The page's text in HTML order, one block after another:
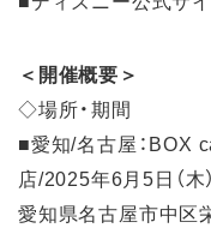
＜開催概要＞
◇場所・期間
■愛知/名古屋：BOX
店/2025年6月5日（木
愛知県名古屋市中区